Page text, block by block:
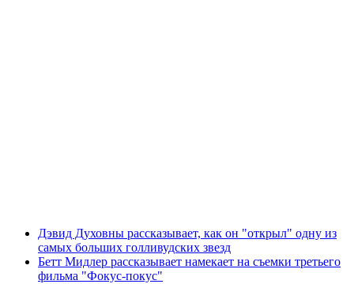
Дэвид Духовны рассказывает, как он "открыл" одну из
самых больших голливудских звезд
Бетт Мидлер рассказывает намекает на съемки третьего
фильма "Фокус-покус"